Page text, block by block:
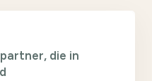
die in